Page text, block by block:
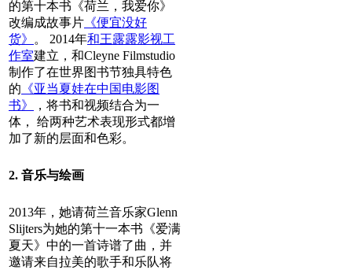
的第十本书《荷兰，我爱你》
改编成故事片 《便宜没好
货》
。 2014年和王露露影视工
作室建立，和Cleyne Filmstudio
制作了在世界图书节独具特色
的 《亚当夏娃在中国电影图
书》
，将书和视频结合为一
体， 给两种艺术表现形式都增
加了新的层面和色彩。
2. 音乐与绘画
2013年，她请荷兰音乐家Glenn
Slijters为她的第十一本书《爱满
夏天》中的一首诗谱了曲，并
邀请来自拉美的歌手和乐队将